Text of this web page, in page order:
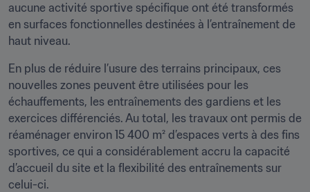
aucune activité sportive spécifique ont été transformés
en surfaces fonctionnelles destinées à l’entraînement de
haut niveau.
En plus de réduire l’usure des terrains principaux, ces
nouvelles zones peuvent être utilisées pour les
échauffements, les entraînements des gardiens et les
exercices différenciés. Au total, les travaux ont permis de
réaménager environ 15 400 m² d’espaces verts à des fins
sportives, ce qui a considérablement accru la capacité
d’accueil du site et la flexibilité des entraînements sur
celui-ci.